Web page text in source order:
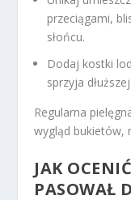
przeciągami,
słońcu.
Dodaj kostki
sprzyja
Regularna
wygląd bukietów,
JAK
PASOWAŁ